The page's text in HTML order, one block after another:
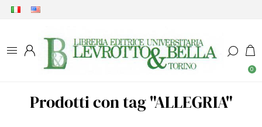
0
Prodotti con tag "ALLEGRIA"